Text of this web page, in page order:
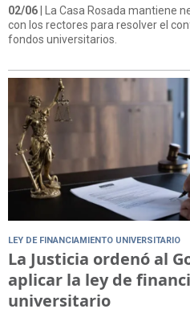
02/06 | La Casa Rosada mantiene
con los rectores para resolver el
fondos universitarios.
LEY DE FINANCIAMIENTO UNIVERSITARIO
La Justicia ordenó al
aplicar la ley de
universitario